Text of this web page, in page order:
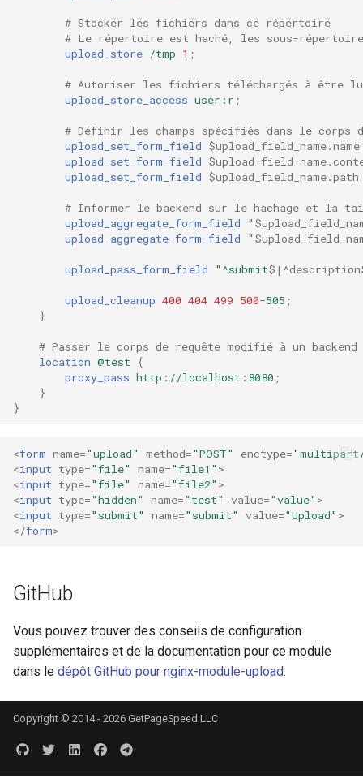
# Stocker les fichiers dans ce répertoire
# Le répertoire est haché, les sous-
upload_store /tmp 1 ;
# Autoriser les fichiers téléchargés à être
upload_store_access user:r ;
# Définir les champs spécifiés dans le corps
upload_set_form_field $upload_field_name.name
upload_set_form_field
upload_set_form_field $upload_field_name.path
# Informer le backend sur le hachage et la
upload_aggregate_form_field
"
upload_aggregate_form_field
"
upload_pass_form_field "^submit
upload_cleanup 400 404 499 500-505 ;
}
# Passer le corps de requête modifié à un backend
location @test
{
proxy_pass http://localhost:8080 ;
}
}
<form name="upload" method="POST" enctype=
<input type="file" name="file1" >
<input type="file" name="file2" >
<input type="hidden" name="test" value="value" >
<input type="submit" name="submit" value="Upload" >
</form>
GitHub
Vous pouvez trouver des conseils de configuration
supplémentaires et de la documentation pour ce module
dans le dépôt GitHub pour nginx-module-upload.
Copyright © 2014 - 2026 GetPageSpeed LLC